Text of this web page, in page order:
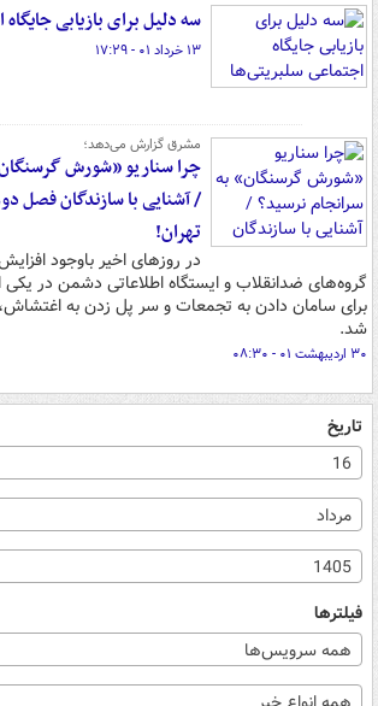
سه دلیل برای بازیابی
۱۳ خرداد ۰۱ - ۱۷:۲۹
مشرق گزارش می‌دهد؛
چرا سناریو «شورش
تهران!
در روزهای اخیر باوجود
گروه‌های ضدانقلاب و ایستگاه اطلاعاتی دشمن در
برای سامان دادن به تجمعات و سر پل زدن به
شد.
۳۰ اردیبهشت ۰۱ - ۰۸:۳۰
تاریخ
16
مرداد
1405
فیلترها
همه سرویس‌ها